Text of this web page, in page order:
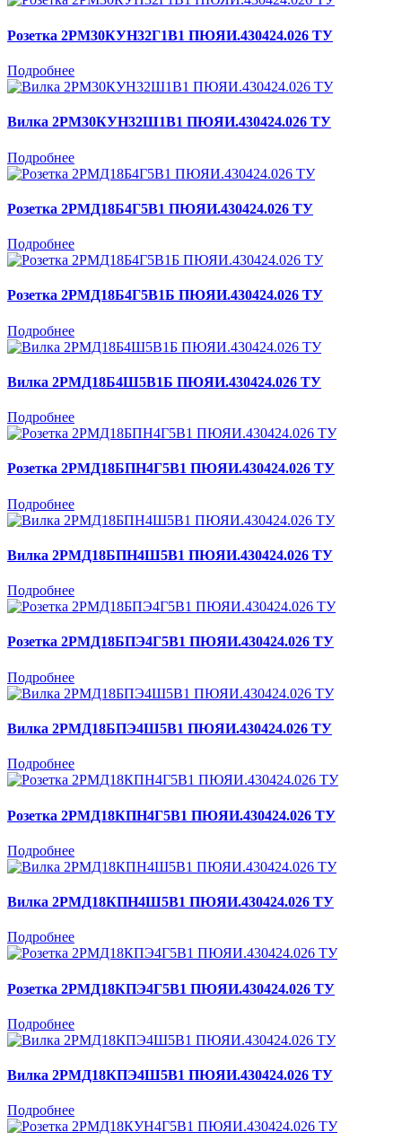
Розетка 2РМ30КУН32Г1В1 ПЮЯИ.430424.026 ТУ
Подробнее
Вилка 2РМ30КУН32Ш1В1 ПЮЯИ.430424.026 ТУ
Подробнее
Розетка 2РМД18Б4Г5В1 ПЮЯИ.430424.026 ТУ
Подробнее
Розетка 2РМД18Б4Г5В1Б ПЮЯИ.430424.026 ТУ
Подробнее
Вилка 2РМД18Б4Ш5В1Б ПЮЯИ.430424.026 ТУ
Подробнее
Розетка 2РМД18БПН4Г5В1 ПЮЯИ.430424.026 ТУ
Подробнее
Вилка 2РМД18БПН4Ш5В1 ПЮЯИ.430424.026 ТУ
Подробнее
Розетка 2РМД18БПЭ4Г5В1 ПЮЯИ.430424.026 ТУ
Подробнее
Вилка 2РМД18БПЭ4Ш5В1 ПЮЯИ.430424.026 ТУ
Подробнее
Розетка 2РМД18КПН4Г5В1 ПЮЯИ.430424.026 ТУ
Подробнее
Вилка 2РМД18КПН4Ш5В1 ПЮЯИ.430424.026 ТУ
Подробнее
Розетка 2РМД18КПЭ4Г5В1 ПЮЯИ.430424.026 ТУ
Подробнее
Вилка 2РМД18КПЭ4Ш5В1 ПЮЯИ.430424.026 ТУ
Подробнее